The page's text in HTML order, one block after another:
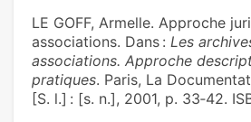
LE GOFF, Armelle. Approche
associations. Dans : Les
associations. Approche
pratiques. Paris, La
[S. l.] : [s. n.], 2001, p. 33‑42.